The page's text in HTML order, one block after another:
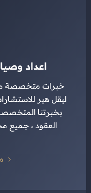
اعداد
خبرات متخصصة
ليقل هير
بخبرتنا
العقود ، جميع